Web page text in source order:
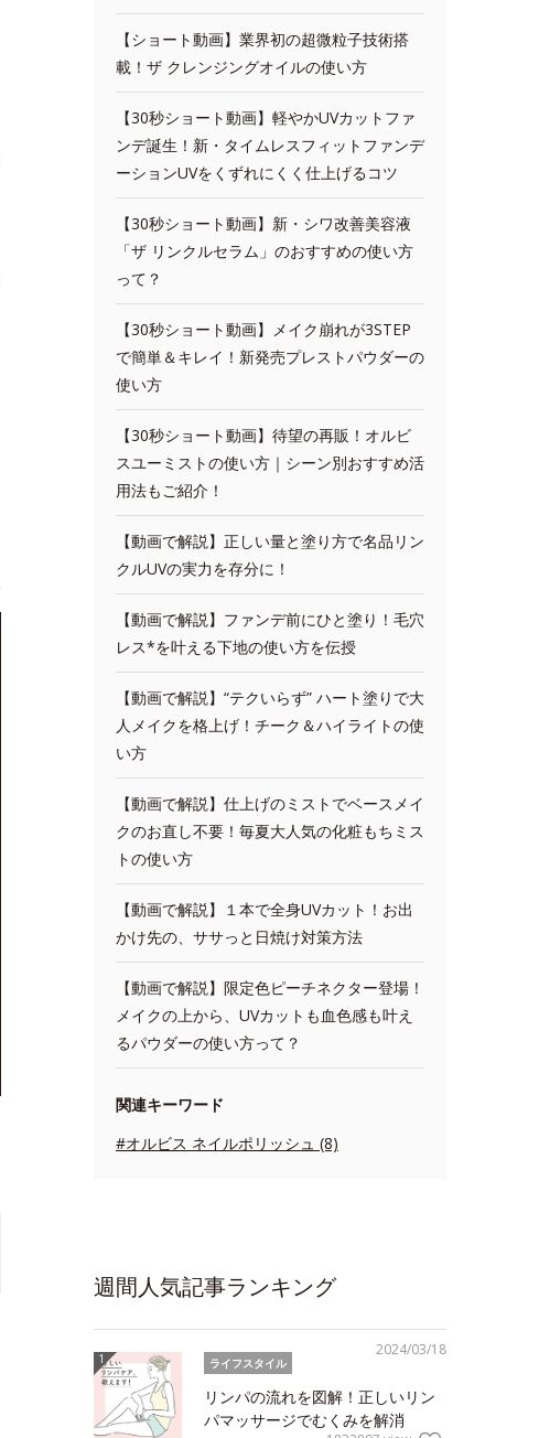
【ショート動画】業界初の超微粒子技術搭
載！ザ クレンジングオイルの使い方
【30秒ショート動画】軽やかUVカットファ
ンデ誕生！新・タイムレスフィットファンデ
ーションUVをくずれにくく仕上げるコツ
【30秒ショート動画】新・シワ改善美容液
「ザ リンクルセラム」のおすすめの使い方
って？
【30秒ショート動画】メイク崩れが3STEP
で簡単＆キレイ！新発売プレストパウダーの
使い方
【30秒ショート動画】待望の再販！オルビ
スユーミストの使い方｜シーン別おすすめ活
用法もご紹介！
【動画で解説】正しい量と塗り方で名品リン
クルUVの実力を存分に！
【動画で解説】ファンデ前にひと塗り！毛穴
レス*を叶える下地の使い方を伝授
【動画で解説】“テクいらず” ハート塗りで大
人メイクを格上げ！チーク＆ハイライトの使
い方
【動画で解説】仕上げのミストでベースメイ
クのお直し不要！毎夏大人気の化粧もちミス
トの使い方
【動画で解説】１本で全身UVカット！お出
かけ先の、ササっと日焼け対策方法
【動画で解説】限定色ピーチネクター登場！
メイクの上から、UVカットも血色感も叶え
るパウダーの使い方って？
関連キーワード
#オルビス ネイルポリッシュ (8)
週間人気記事ランキング
2024/03/18
ライフスタイル
リンパの流れを図解！正しいリン
パマッサージでむくみを解消